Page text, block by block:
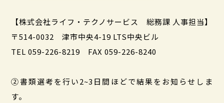
【株式会社ライフ・テクノサービス 総務課 人事担当】
〒514-0032 津市中央4-19 LTS中央ビル
TEL 059-226-8219 FAX 059-226-8240
②書類選考を行い2~3日間ほどで結果をお知らせしま
す。